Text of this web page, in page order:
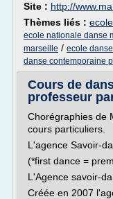
Site : http://
Thèmes liés :
ecole nationale danse
marseille / ecole
danse contemporaine
Cours de
professeur
Chorégraphies de
cours particuliers.
L'agence Savoir-
(*first dance =
L'Agence savoir-
Créée en 2007